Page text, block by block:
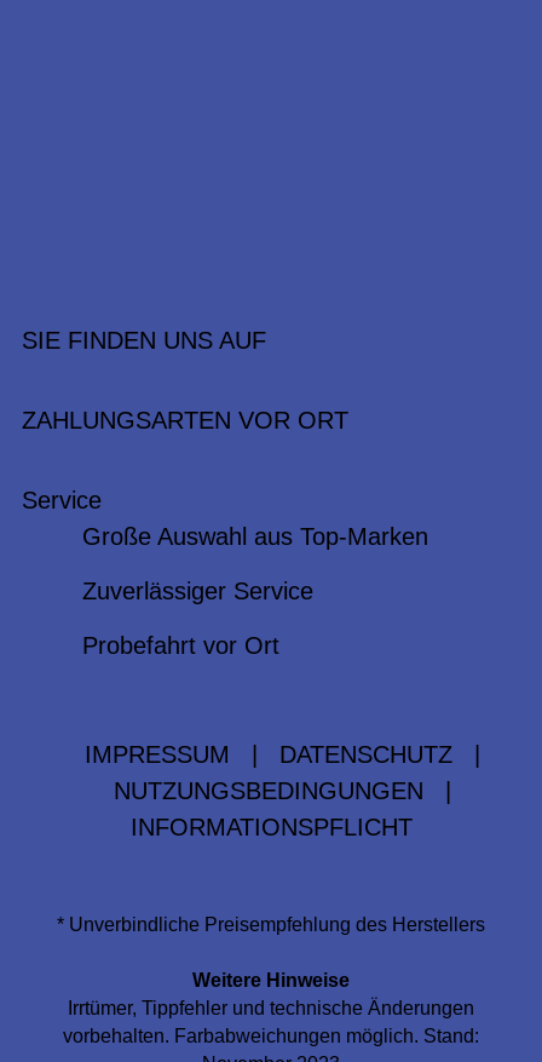
SIE FINDEN UNS AUF
ZAHLUNGSARTEN VOR ORT
Service
Große Auswahl aus Top-Marken
Zuverlässiger Service
Probefahrt vor Ort
IMPRESSUM DATENSCHUTZ
NUTZUNGSBEDINGUNGEN
INFORMATIONSPFLICHT
* Unverbindliche Preisempfehlung des Herstellers
Weitere Hinweise
Irrtümer, Tippfehler und technische Änderungen
vorbehalten. Farbabweichungen möglich. Stand: